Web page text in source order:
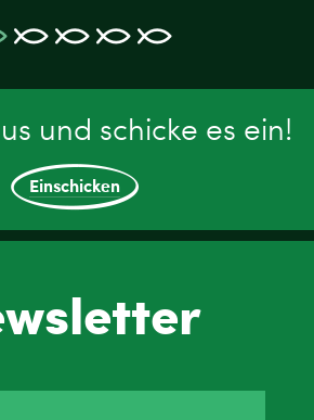
und schicke es ein!
Einschicken